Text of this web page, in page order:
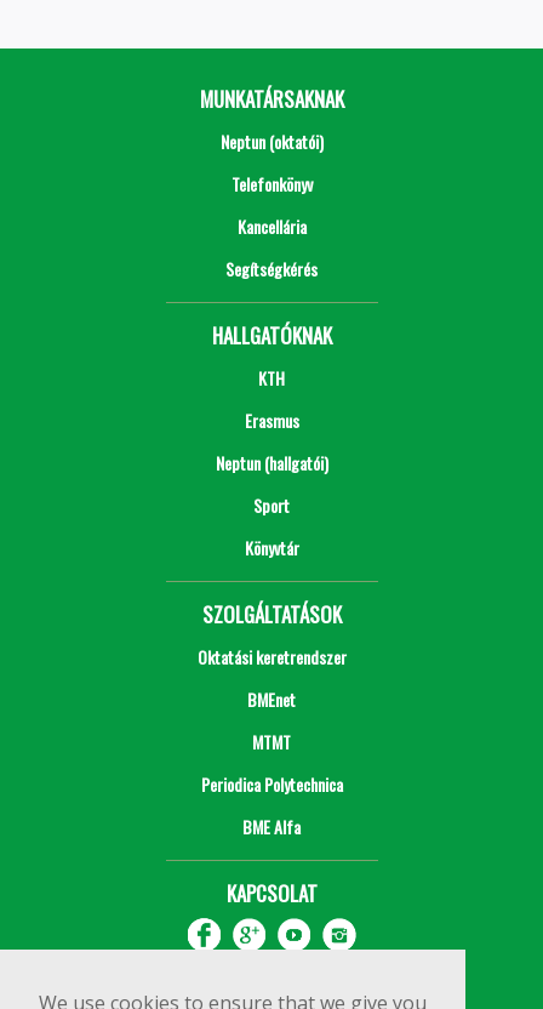
We use cookies to ensure that we give you
MUNKATÁRSAKNAK
Neptun (oktatói)
Telefonkönyv
Kancellária
Segítségkérés
HALLGATÓKNAK
KTH
Erasmus
Neptun (hallgatói)
Sport
Könyvtár
SZOLGÁLTATÁSOK
Oktatási keretrendszer
BMEnet
MTMT
Periodica Polytechnica
BME Alfa
KAPCSOLAT